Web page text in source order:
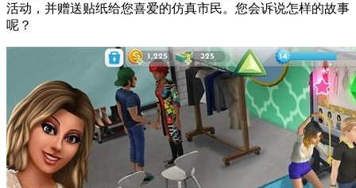
活动，并赠送贴纸给您喜爱的仿真市民。您会诉说怎样的故事
呢？